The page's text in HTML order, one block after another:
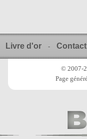
Livre d'or - Contact
© 2007-
Page